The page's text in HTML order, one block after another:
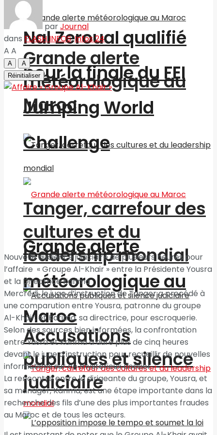
Grande alerte
météorologique au
Maroc
Tanger, carrefour des
cultures et du
leadership mondial
Accusations
publiques et silence
judiciaire
Nal Zeroual qualifié
pour la finale du FEI
Jumping World
Challenge
Grande alerte
météorologique au
Maroc
parJournal
dans FLASH INFOS,Infos 24
A A
A
A
Réinitialiser
Nouvelle audience judiciaire de plusieurs heures pour
l’affaire « Groupe Al-Khair » entre la Présidente Yousra
et la Directrice Karima
Mercredi, le juge d’instruction de Tanger a procédé à
une comparution entre Yousra, patronne du groupe
Al-Khair, et Karima, sa directrice, pour escroquerie.
Selon des sources bien informées, la confrontation
entre Yusra et Karima a duré plus de cinq heures
devant le juge d’instruction pour recueillir de nouvelles
informations sur ce mystérieux dossier.
La rencontre entre la dirigeante du groupe, Yousra, et
sa manager, Karima, est une étape importante dans la
recherche des fils d’une des plus importantes fraudes
au Maroc et de tous les acteurs.